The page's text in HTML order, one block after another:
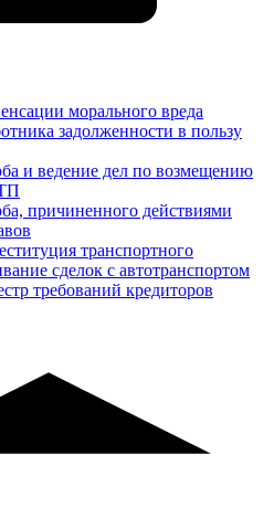
морального вреда
задолженности в пользу
и ведение дел по возмещению
причиненного действиями
транспортного
сделок с автотранспортом
требований кредиторов